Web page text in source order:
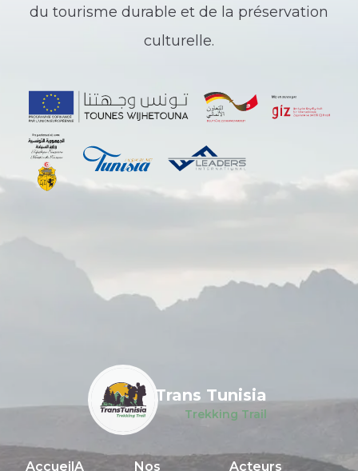
du tourisme durable et de la préservation
culturelle.
Trans Tunisia
Trekking Trail
Accueil A Nos Acteurs